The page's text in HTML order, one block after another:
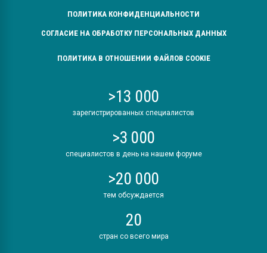
ПОЛИТИКА КОНФИДЕНЦИАЛЬНОСТИ
СОГЛАСИЕ НА ОБРАБОТКУ ПЕРСОНАЛЬНЫХ ДАННЫХ
ПОЛИТИКА В ОТНОШЕНИИ ФАЙЛОВ COOKIE
>13 000
зарегистрированных специалистов
>3 000
специалистов в день на нашем форуме
>20 000
тем обсуждается
20
стран со всего мира